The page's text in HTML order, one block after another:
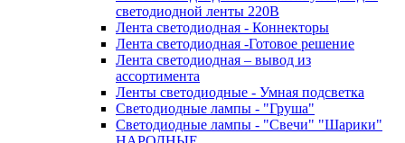
светодиодной ленты 220В
Лента светодиодная - Коннекторы
Лента светодиодная -Готовое решение
Лента светодиодная – вывод из
ассортимента
Ленты светодиодные - Умная подсветка
Светодиодные лампы - "Груша"
Светодиодные лампы - "Свечи" "Шарики"